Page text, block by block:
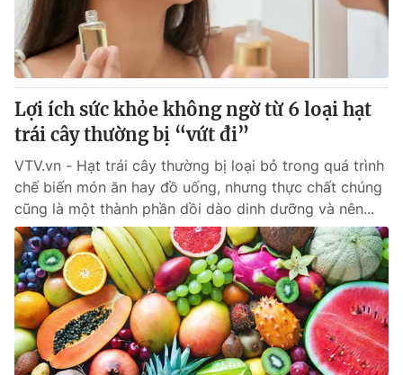
Sản phẩm
Thị trường
Tư vấn
Lịch phát sóng
Chuyên mục khác
Emagazine Podcast
Photo Infographic
Video Shorts video
VTV Money VTV Thể thao
VTV Sức khoẻ Bất động sản
Lợi ích sức khỏe không ngờ từ 6 loại hạt
trái cây thường bị “vứt đi”
VTV.vn - Hạt trái cây thường bị loại bỏ trong quá trình
chế biến món ăn hay đồ uống, nhưng thực chất chúng
cũng là một thành phần dồi dào dinh dưỡng và nên...